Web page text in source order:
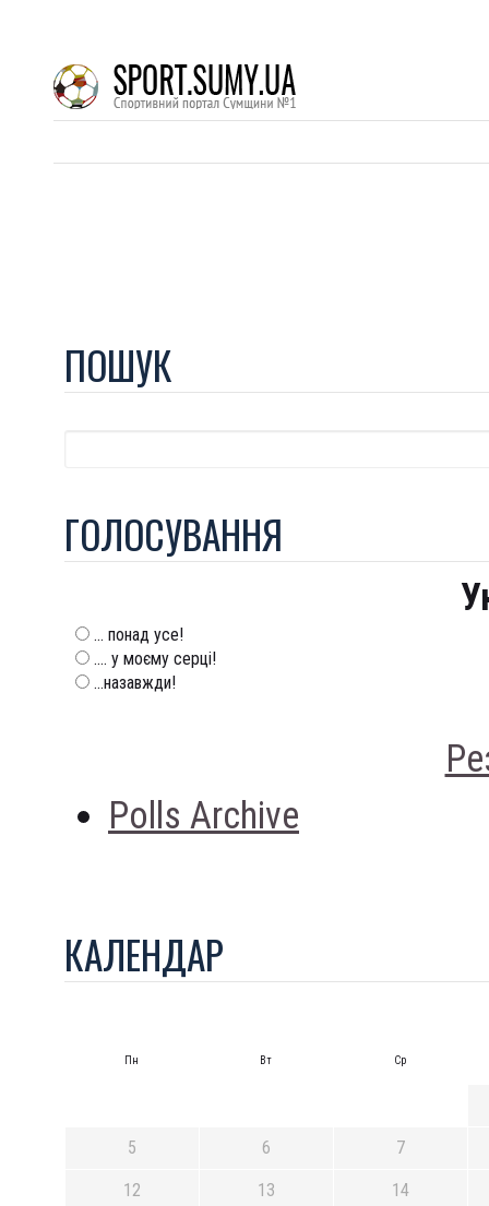
ПОШУК
ГОЛОСУВАННЯ
... понад усе!
.... у моєму серці!
...назавжди!
Polls Archive
КАЛЕНДАР
Пн Вт Ср
5 6 7
12 13 14